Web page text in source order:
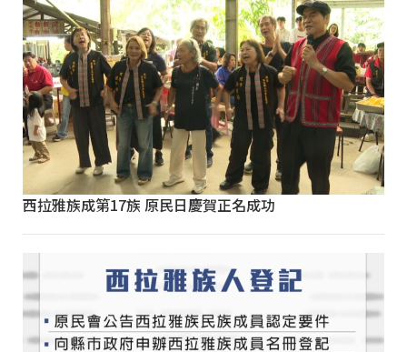
西拉雅族成第17族 原民日慶賀正名成功